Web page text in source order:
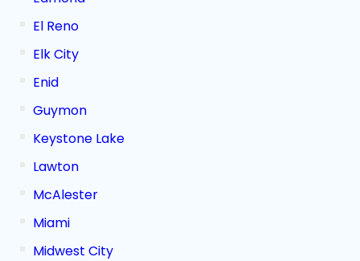
El Reno
Elk City
Enid
Guymon
Keystone Lake
Lawton
McAlester
Miami
Midwest City